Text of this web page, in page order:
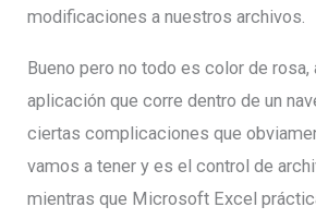
modificaciones a nuestros archivos.
Bueno pero no todo es color de rosa,
aplicación que corre dentro de un
ciertas complicaciones que
vamos a tener y es el control de
mientras que Microsoft Excel